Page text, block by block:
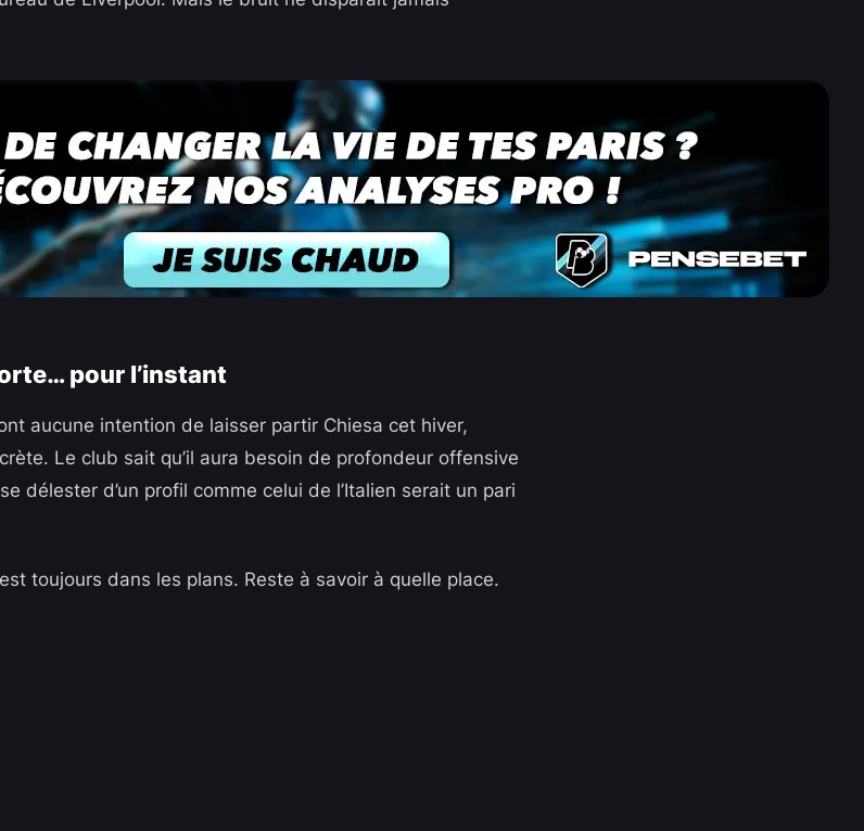
pour l’instant
aucune intention de laisser partir Chiesa cet hiver,
Le club sait qu’il aura besoin de profondeur offensive
délester d’un profil comme celui de l’Italien serait un pari
toujours dans les plans. Reste à savoir à quelle place.